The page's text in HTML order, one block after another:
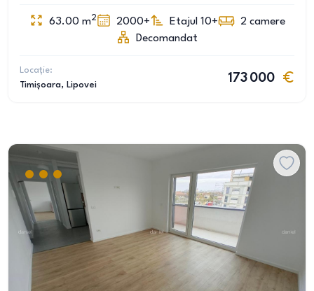
63.00 m2 2000+ Etajul 10+ 2 camere
Decomandat
Locație:
Timișoara, Lipovei
173 000